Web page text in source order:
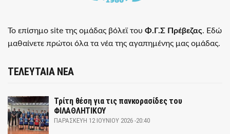
Το επίσημο site της ομάδας βόλεϊ του Φ.Γ.Σ Πρέβεζας. Εδώ
μαθαίνετε πρώτοι όλα τα νέα της αγαπημένης μας ομάδας.
ΤΕΛΕΥΤΑΙΑ ΝΕΑ
Τρίτη θέση για τις πανκορασίδες του
ΦΙΛΑΘΛΗΤΙΚΟΥ
ΠΑΡΑΣΚΕΥΉ 12 ΙΟΥΝΊΟΥ 2026 -20:40